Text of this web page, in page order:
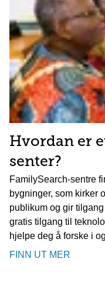
Hvordan er
senter?
FamilySearch-sentre
bygninger, som kirker
publikum og gir
gratis tilgang til
hjelpe deg å forske i
FINN UT MER